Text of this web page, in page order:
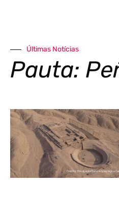
Últimas Notícias
Pauta: